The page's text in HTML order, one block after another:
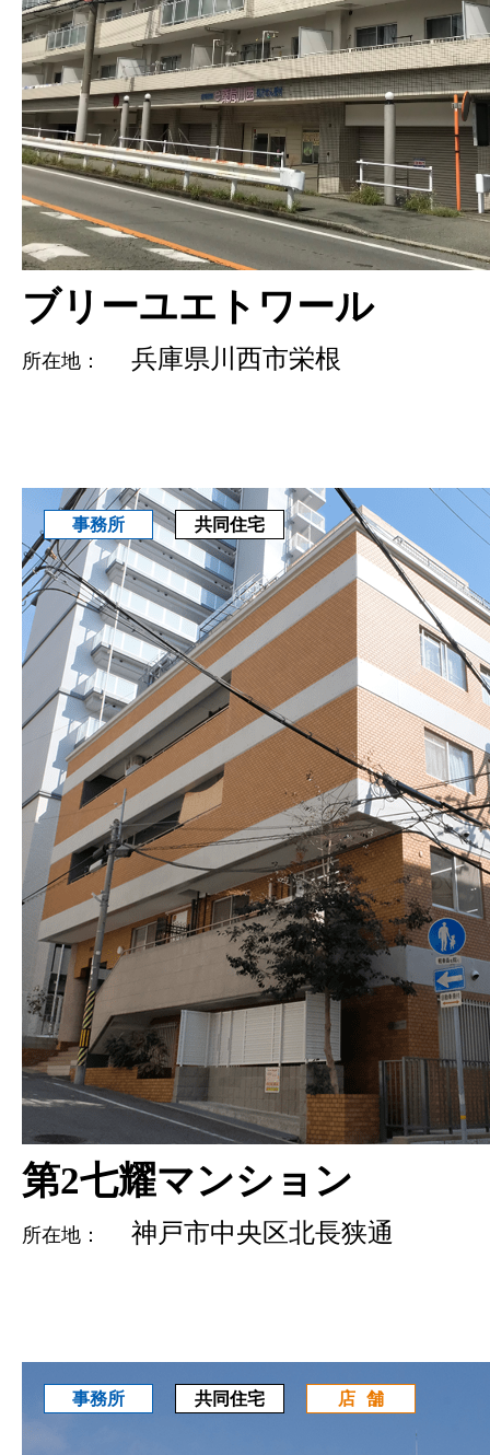
ブリーユエトワール
所在地： 兵庫県川西市栄根
事務所 共同住宅
第2七耀マンション
所在地： 神戸市中央区北長狭通
事務所 共同住宅 店舗